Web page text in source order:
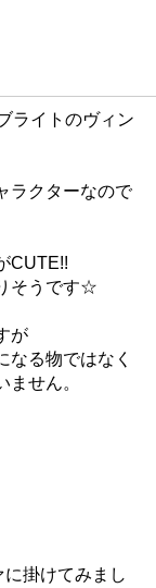
ライトのヴィン
ラクターなので
CUTE!!
そうです☆
が
なる物ではなく
せん。
掛けてみまし